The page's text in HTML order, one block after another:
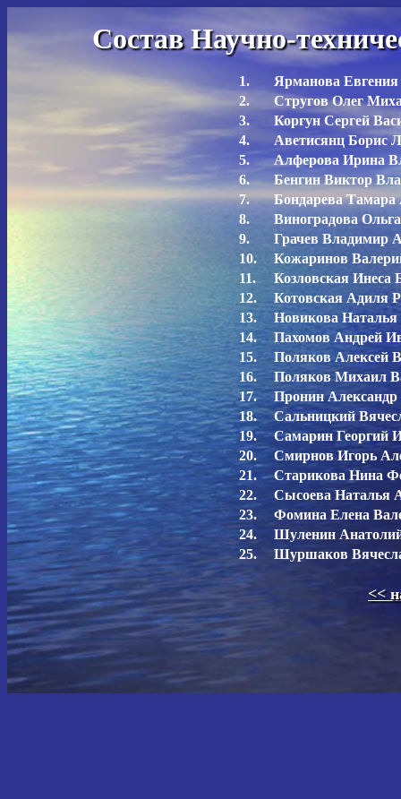
Состав Научно-
1.
Ярманова Евгения
2.
Стругов Олег
3.
Коргун Сергей
4.
Аветисянц Борис
5.
Алферова Ирина
6.
Бенгин Виктор
7.
Бондарева Тамара
8.
Виноградова
9.
Грачев Владимир
10.
Кожаринов
11.
Козловская Инеса
12.
Котовская Адиля
13.
Новикова
14.
Пахомов Андрей
15.
Поляков Алексей
16.
Поляков Михаил
17.
Пронин
18.
Сальницкий
19.
Самарин Георгий
20.
Смирнов Игорь
21.
Старикова Нина
22.
Сысоева Наталья
23.
Фомина Елена
24.
Шуленин
25. Шуршаков
<<